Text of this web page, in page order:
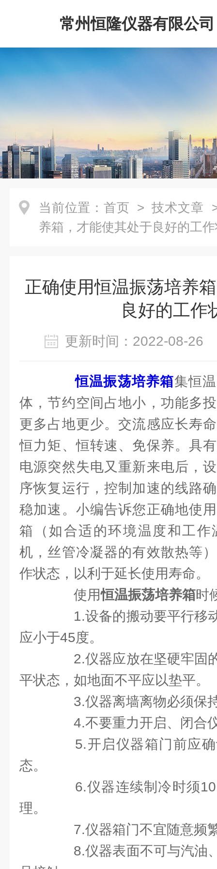
常州恒隆仪器有限公司
当前位置： 首页 > 技术文章
养箱，才能使其处于良好的工
正确使用恒温振荡培养
良好的工作
更新时间：2022-08-
恒温振荡培养箱集恒
体，节约空间占地小，功能多
更多占地更少。交流感应长寿
恒力矩、恒转速、免保养。具
电源突然失电又重新来电后，
序恢复运行，控制加速的线路
稳加速。小编告诉您正确地使
箱（如合适的环境温度和工作
机，丝管冷凝器的有效散热等
作状态，以利于延长使用寿命。
使用恒温振荡培养箱时
1.设备的搬动要平行移
应小于45度。
2.仪器应放在坚硬牢固
平状态，如地面不平应以垫平。
3.仪器离墙离物必须保
4.不要重力开启、闭合
5.开启仪器箱门前应确
态。
6.仪器连续制冷时须10
理。
7.仪器箱门不宜随意频
8.仪器表面不可与汽油